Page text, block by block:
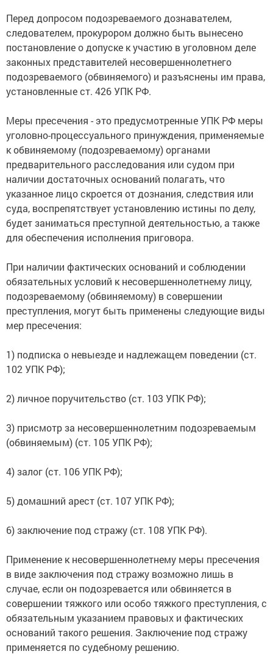
Перед допросом подозреваемого дознавателем,
следователем, прокурором должно быть вынесено
постановление о допуске к участию в уголовном деле
законных представителей несовершеннолетнего
подозреваемого (обвиняемого) и разъяснены им права,
установленные ст. 426 УПК РФ.
Меры пресечения - это предусмотренные УПК РФ меры
уголовно-процессуального принуждения, применяемые
к обвиняемому (подозреваемому) органами
предварительного расследования или судом при
наличии достаточ­ных оснований полагать, что
указанное лицо скроется от дознания, следствия или
суда, воспрепятствует установлению истины по делу,
будет заниматься преступной деятельностью, а также
для обеспечения исполнения приговора.
При наличии фактических оснований и соблюдении
обязательных условий к несовершеннолетнему лицу,
подозреваемому (обвиняемому) в совершении
преступления, могут быть применены следующие виды
мер пресечения:
1) подписка о невыезде и надлежащем поведении (ст.
102 УПК РФ);
2) личное поручительство (ст. 103 УПК РФ);
3) присмотр за несовершеннолетним подозреваемым
(обвиняемым) (ст. 105 УПК РФ);
4) залог (ст. 106 УПК РФ);
5) домашний арест (ст. 107 УПК РФ);
6) заключение под стражу (ст. 108 УПК РФ).
Применение к несовершеннолетнему меры пресечения
в виде заключения под стражу возможно лишь в
случае, если он подозревается или обвиняется в
совершении тяжкого или особо тяжкого преступления, с
обязательным указанием правовых и фактических
оснований такого решения. Заключение под стражу
применяется по судебному решению.